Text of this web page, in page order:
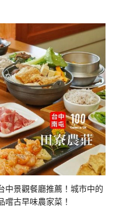
中景觀餐廳推薦！城市中的
嚐古早味農家菜！